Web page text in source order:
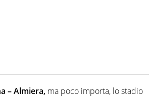
– Almiera, ma poco importa, lo stadio